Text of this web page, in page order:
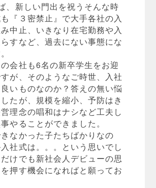
、新しい門出を祝うそんな時
『３密禁止』で大手各社の入
中止、いきなり在宅勤務や入
すなど、過去にない事態にな
会社も6名の新卒学生をお迎
が、そのようなご時世、入社
いものなのか？答えの無い悩
たが、規模を縮小、予防はき
理念の唱和はナシなど工夫し
やることができました。
なかった子たちばかりなの
社式は。。。という思いでし
けでも新社会人デビューの思
押す機会になればと願ってお